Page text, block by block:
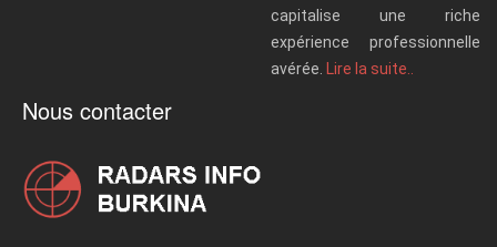
capitalise une riche
expérience professionnelle
avérée.
Lire la suite..
Nous contacter